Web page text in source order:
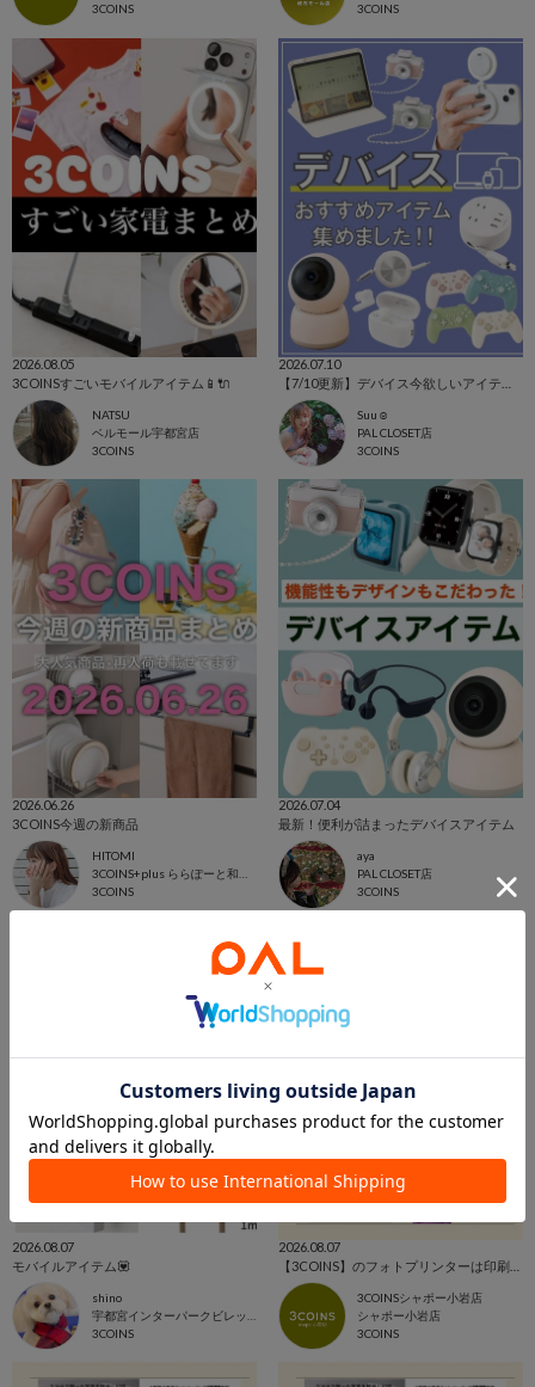
3COINS
3COINS
2026.08.05
3COINSすごいモバイルアイテム📱🔌
NATSU
ベルモール宇都宮店
3COINS
2026.07.10
Suu☺︎
PAL CLOSET店
3COINS
2026.06.26
3COINS今週の新商品
HITOMI
3COINS
2026.07.04
最新！便利が詰まったデバイスアイテム
aya
PAL CLOSET店
3COINS
2026.08.07
モバイルアイテム💟
shino
3COINS
2026.08.07
【3COINS】のフォトプリンターは印刷だけじゃない？！📷
3COINSシャポー小岩店
シャポー小岩店
3COINS